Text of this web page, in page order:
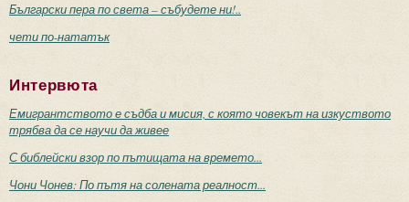
Български пера по света – събудете ни!..
чети по-нататък
Интервюта
Емигрантството е съдба и мисия, с която човекът на изкуството
трябва да се научи да живее
С библейски взор по пътищата на времето...
Чони Чонев: По пътя на солената реалност...